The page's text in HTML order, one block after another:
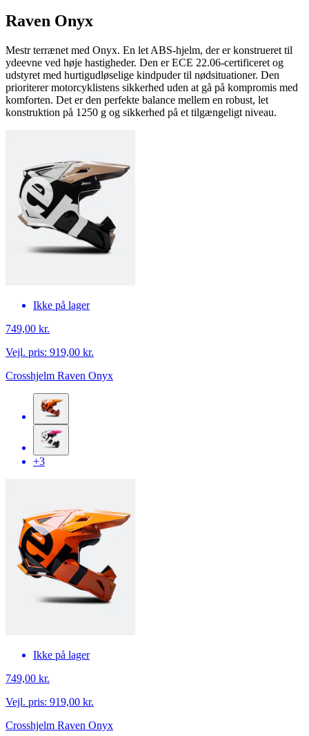
Raven Onyx
Mestr terrænet med Onyx. En let ABS-hjelm, der er konstrueret til
ydeevne ved høje hastigheder. Den er ECE 22.06-certificeret og
udstyret med hurtigudløselige kindpuder til nødsituationer. Den
prioriterer motorcyklistens sikkerhed uden at gå på kompromis med
komforten. Det er den perfekte balance mellem en robust, let
konstruktion på 1250 g og sikkerhed på et tilgængeligt niveau.
Ikke på lager
749,00 kr.
Vejl. pris: 919,00 kr.
Crosshjelm Raven Onyx
+3
Ikke på lager
749,00 kr.
Vejl. pris: 919,00 kr.
Crosshjelm Raven Onyx